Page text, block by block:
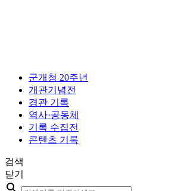
군개청 20주년
개관기념전
경관 기록
역사·공동체
기록 수집전
콘텐츠 기록
검색
닫기
Search